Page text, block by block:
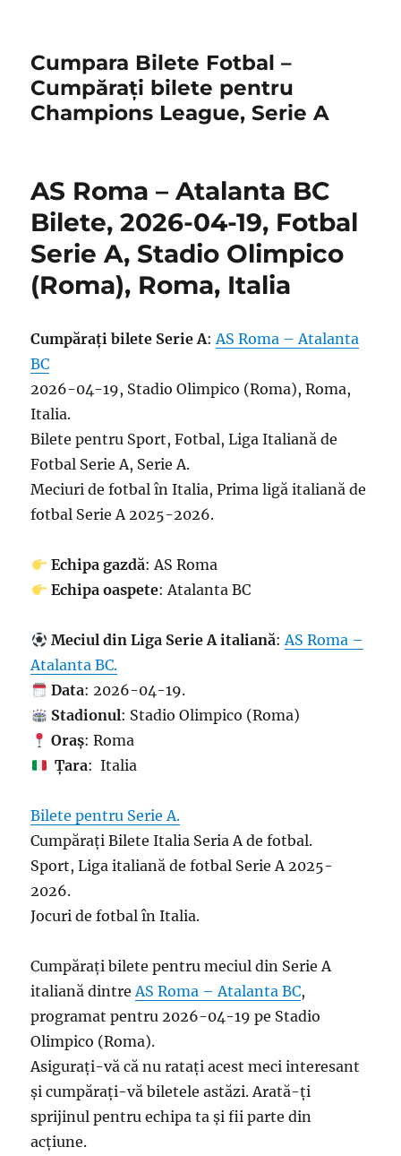
Cumpara Bilete Fotbal –
Cumpărați bilete pentru
Champions League, Serie A
AS Roma – Atalanta BC
Bilete, 2026-04-19, Fotbal
Serie A, Stadio Olimpico
(Roma), Roma, Italia
Cumpărați bilete Serie A:AS Roma – Atalanta
BC
2026-04-19, Stadio Olimpico (Roma), Roma,
Italia.
Bilete pentru Sport, Fotbal, Liga Italiană de
Fotbal Serie A, Serie A.
Meciuri de fotbal în Italia, Prima ligă italiană de
fotbal Serie A 2025-2026.
Echipa gazdă: AS Roma
Echipa oaspete: Atalanta BC
Meciul din Liga Serie A italiană:AS Roma –
Atalanta BC.
Data: 2026-04-19.
Stadionul: Stadio Olimpico (Roma)
Oraș: Roma
Țara: Italia
Bilete pentru Serie A.
Cumpărați Bilete Italia Seria A de fotbal.
Sport, Liga italiană de fotbal Serie A 2025-
2026.
Jocuri de fotbal în Italia.
Cumpărați bilete pentru meciul din Serie A
italiană dintreAS Roma – Atalanta BC,
programat pentru 2026-04-19 pe Stadio
Olimpico (Roma).
Asigurați-vă că nu ratați acest meci interesant
și cumpărați-vă biletele astăzi. Arată-ți
sprijinul pentru echipa ta și fii parte din
acțiune.